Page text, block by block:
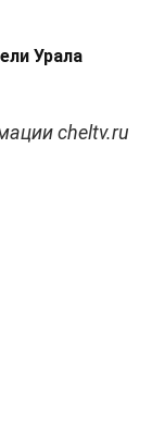
Урала
cheltv.ru